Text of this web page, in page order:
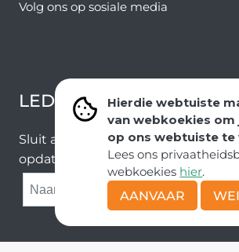
Hierdie webtuiste
van webkoekies om
op ons webtuiste te
Lees ons
webkoekies hier.
AANVAAR
Volg ons ​​op sosiale media
LEDEVOORDELE
Sluit aan by ons e-poslys om die
opdaterings van ons span te